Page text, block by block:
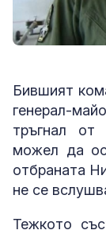
Бившият
генерал-
тръгнал от
можел да
отбраната
не се
Тежкото